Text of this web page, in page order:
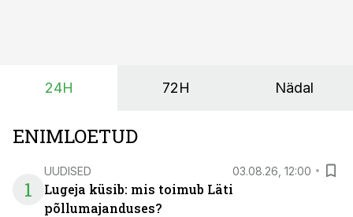
24H 72H Nädal
ENIMLOETUD
1
UUDISED 03.08.26, 12:00
Lugeja küsib: mis toimub Läti
põllumajanduses?